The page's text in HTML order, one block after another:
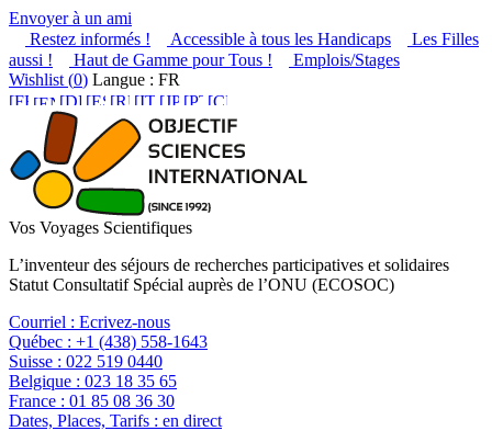
Envoyer à un ami
Restez informés !
Accessible à tous les Handicaps
Les Filles
aussi !
Haut de Gamme pour Tous !
Emplois/Stages
Wishlist (0) Langue : FR
Vos Voyages Scientifiques
L’inventeur des séjours de recherches participatives et solidaires
Statut Consultatif Spécial auprès de l’ONU (ECOSOC)
Courriel : Ecrivez-nous
Québec : +1 (438) 558-1643
Suisse : 022 519 0440
Belgique : 023 18 35 65
France : 01 85 08 36 30
Dates, Places, Tarifs : en direct